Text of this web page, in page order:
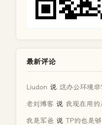
最新评论
Liudon 说 这办公环境
老刘博客 说 我现在用
我是军爸 说 TP的也是